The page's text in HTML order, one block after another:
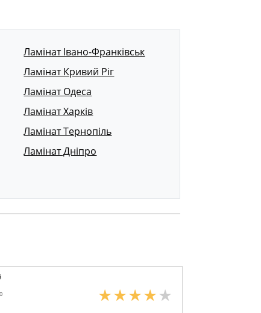
Ламінат Івано-Франківськ
Ламінат Кривий Ріг
Ламінат Одеса
Ламінат Харків
Ламінат Тернопіль
Ламінат Дніпро